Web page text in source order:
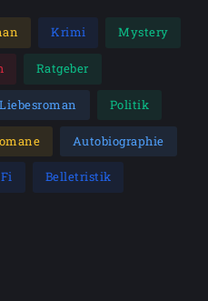
Krimi Mystery
Ratgeber
Liebesroman Politik
Autobiographie
Belletristik